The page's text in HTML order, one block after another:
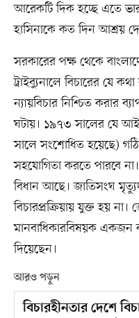
আরেকটি দিক হচ্ছে এতে
হাসিনাকে কত দিন আশ্রয়
সরকারের পক্ষ থেকে
ট্রাইব্যুনালে বিচারের যে
ন্যায়বিচার নিশ্চিত করার
ঘটায়। ১৯৭৩ সালের যে
সালে সংশোধিত হয়েছে)
সহযোগিতা করতে পারবে
বিধান আছে। জাতিসংঘ
বিচারপ্রক্রিয়ায় যুক্ত হয়
মানবাধিকারবিষয়ক একজন
দিয়েছেন।
আরও পড়ুন
বিচারহীনতার দেশে